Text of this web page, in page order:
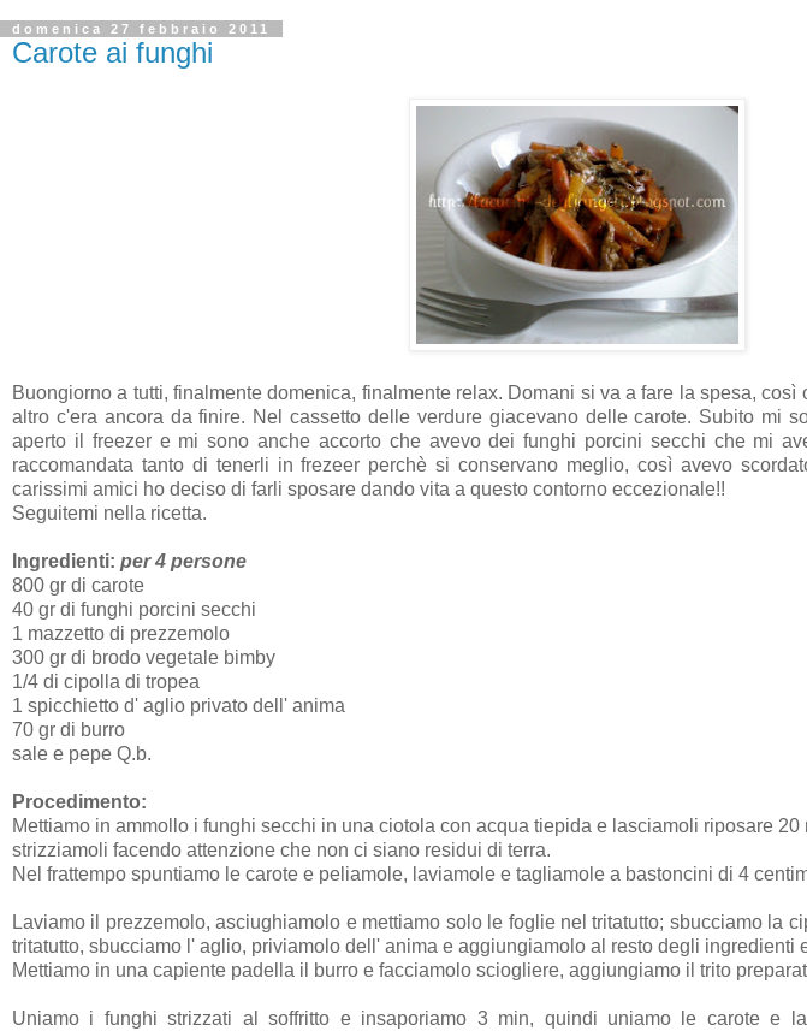
domenica 27 febbraio 2011
Carote ai funghi
Buongiorno a tutti, finalmente domenica, finalmente relax. Domani si va a fare la spesa,
altro c'era ancora da finire. Nel cassetto delle verdure giacevano delle carote. Subito mi
aperto il freezer e mi sono anche accorto che avevo dei funghi porcini secchi che mi
raccomandata tanto di tenerli in frezeer perchè si conservano meglio, così avevo
carissimi amici ho deciso di farli sposare dando vita a questo contorno eccezionale!!
Seguitemi nella ricetta.
Ingredienti: per 4 persone
800 gr di carote
40 gr di funghi porcini secchi
1 mazzetto di prezzemolo
300 gr di brodo vegetale bimby
1/4 di cipolla di tropea
1 spicchietto d' aglio privato dell' anima
70 gr di burro
sale e pepe Q.b.
Procedimento:
Mettiamo in ammollo i funghi secchi in una ciotola con acqua tiepida e lasciamoli riposare
strizziamoli facendo attenzione che non ci siano residui di terra.
Nel frattempo spuntiamo le carote e peliamole, laviamole e tagliamole a bastoncini di 4
Laviamo il prezzemolo, asciughiamolo e mettiamo solo le foglie nel tritatutto; sbucciamo la
tritatutto, sbucciamo l' aglio, priviamolo dell' anima e aggiungiamolo al resto degli ingredienti
Mettiamo in una capiente padella il burro e facciamolo sciogliere, aggiungiamo il trito
Uniamo i funghi strizzati al soffritto e insaporiamo 3 min, quindi uniamo le carote e